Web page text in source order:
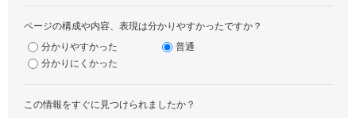
ページの構成や内容、表現は分かりやすかったですか？
分かりやすかった
普通
分かりにくかった
この情報をすぐに見つけられましたか？